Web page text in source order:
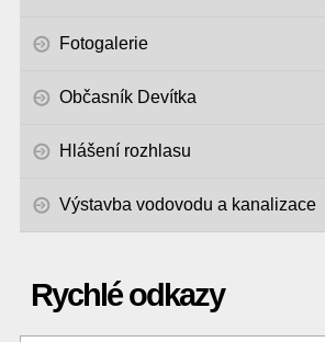
Fotogalerie
Občasník Devítka
Hlášení rozhlasu
Výstavba vodovodu a kanalizace
Rychlé odkazy